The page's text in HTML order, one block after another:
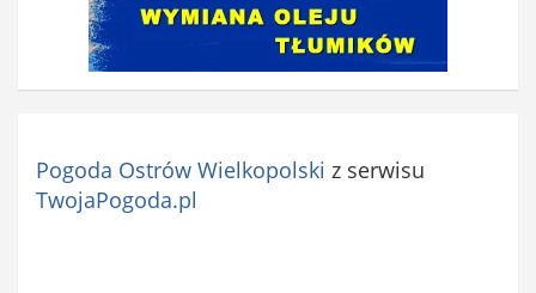
Pogoda Ostrów Wielkopolski z serwisu
TwojaPogoda.pl